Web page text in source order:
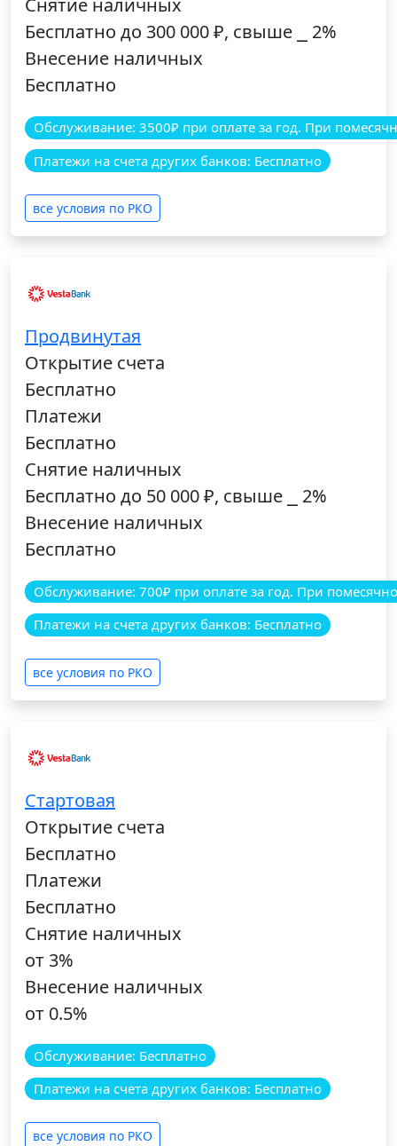
Снятие наличных
Бесплатно до 300 000 ₽, свыше ⎯ 2%
Внесение наличных
Бесплатно
Обслуживание: 3500₽ при оплате за год. При
Платежи на счета других банков: Бесплатно
все условия по РКО
Продвинутая
Открытие счета
Бесплатно
Платежи
Бесплатно
Снятие наличных
Бесплатно до 50 000 ₽, свыше ⎯ 2%
Внесение наличных
Бесплатно
Обслуживание: 700₽ при оплате за год. При
Платежи на счета других банков: Бесплатно
все условия по РКО
Стартовая
Открытие счета
Бесплатно
Платежи
Бесплатно
Снятие наличных
от 3%
Внесение наличных
от 0.5%
Обслуживание: Бесплатно
Платежи на счета других банков: Бесплатно
все условия по РКО